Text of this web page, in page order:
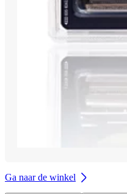
Ga naar de winkel